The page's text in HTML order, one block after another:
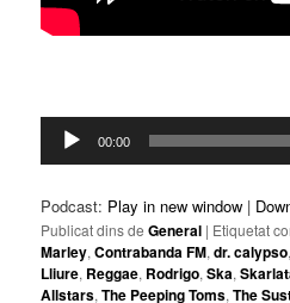
Reproductor
d'àudio
00:00
Podcast: Play in new window |
Publicat dins de General | Etiquetat
Marley,Contrabanda FM,dr. calypso
Lliure, Reggae, Rodrigo,Ska,
Allstars,The Peeping Toms,The